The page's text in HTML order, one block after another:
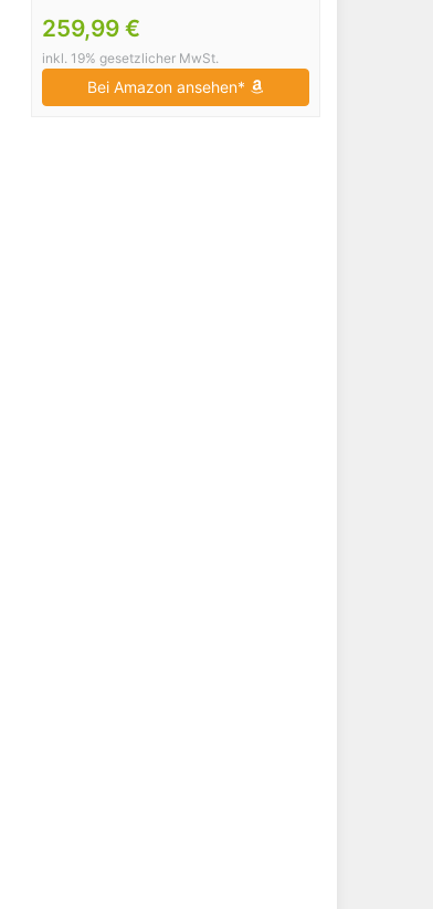
Komplett-Set
259,99 €
inkl. 19% gesetzlicher MwSt.
Bei Amazon ansehen*